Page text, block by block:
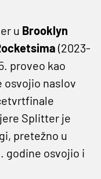
u Brooklyn
(2023-
proveo kao
osvojio naslov
Splitter je
pretežno u
godine osvojio i